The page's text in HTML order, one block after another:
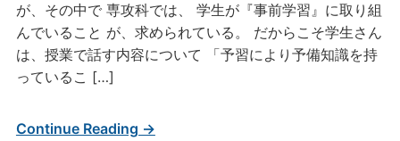
が、その中で 専攻科では、 学生が『事前学習』に取り組
んでいること が、求められている。 だからこそ学生さん
は、授業で話す内容について 「予習により予備知識を持
っているこ […]
Continue Reading →